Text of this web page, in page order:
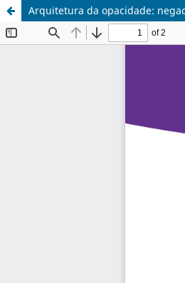
Arquitetura da opacidade: